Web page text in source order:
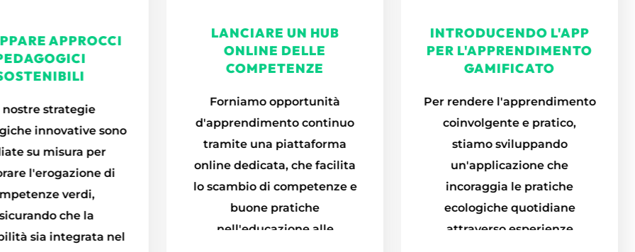
nostre strategie
innovative sono
su misura per
l'erogazione di
verdi,
che la
sia integrata nel
tessuto stesso
degli
COMPETENZE
Forniamo opportunità
tramite una piattaforma
online dedicata, che facilita
lo scambio di competenze e
buone pratiche
nell'educazione alle
competenze ambientali
GAMIFICATO
Per rendere l'apprendimento
stiamo sviluppando
un'applicazione che
incoraggia le pratiche
ecologiche quotidiane
attraverso esperienze
interattive e coinvolgenti.